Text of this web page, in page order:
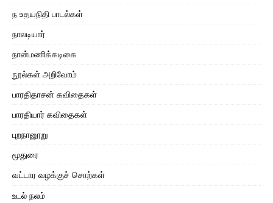
ந உதயநிதி பாடல்கள்
நாலடியார்
நான்மணிக்கடிகை
நூல்கள் அறிவோம்
பாரதிதாசன் கவிதைகள்
பாரதியார் கவிதைகள்
புறநானூறு
மூதுரை
வட்டார வழக்குச் சொற்கள்
உடல் நலம்